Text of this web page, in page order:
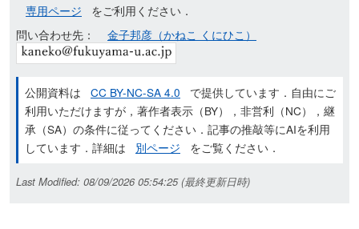
専用ページ
をご利用ください．
問い合わせ先：
金子邦彦（かねこ くにひこ）
公開資料は CC BY-NC-SA 4.0
で提供しています．自由にご
利用いただけますが，著作者表示（BY），非営利（NC），継
承（SA）の条件に従ってください．記事の推敲等にAIを利用
しています．詳細は
別ページ をご覧ください．
Last Modified: 08/09/2026 05:54:25 (最終更新日時)